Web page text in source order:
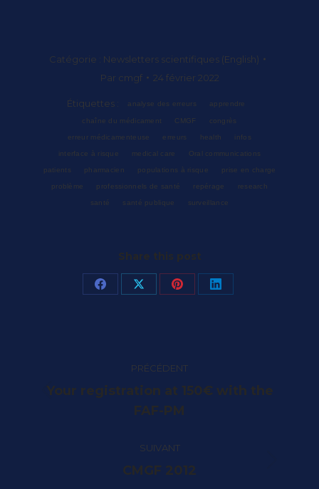
Catégorie : Newsletters scientifiques (English)
Par cmgf 24 février 2022
Étiquettes : analyse des erreurs apprendre
chaîne du médicament CMGF congrès
erreur médicamenteuse erreurs health infos
interface à risque medical care Oral communications
patients pharmacien populations à risque prise en charge
problème professionnels de santé repérage research
santé santé publique surveillance
Share this post
PartagerPartagerPartagerPartager
PRÉCÉDENT
Article
précédent
Your registration at 150€ with the
FAF-PM
SUIVANT
Article
CMGF 2012